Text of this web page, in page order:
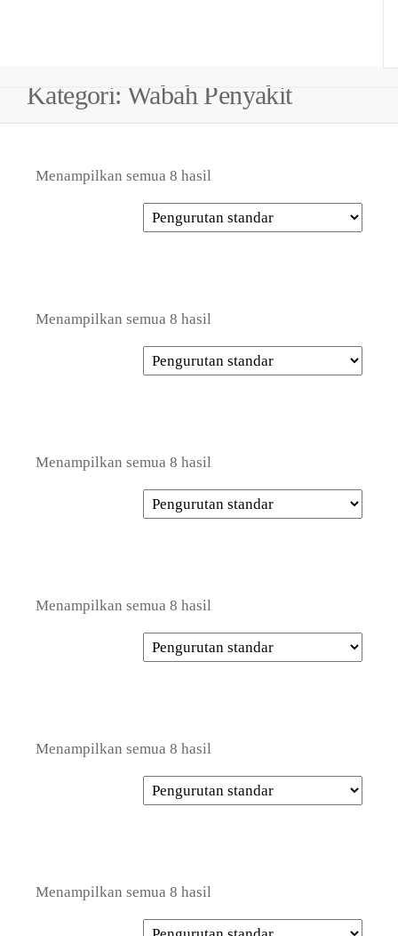
Kategori: Wabah Penyakit
Menampilkan semua 8 hasil
Menampilkan semua 8 hasil
Menampilkan semua 8 hasil
Menampilkan semua 8 hasil
Menampilkan semua 8 hasil
Menampilkan semua 8 hasil